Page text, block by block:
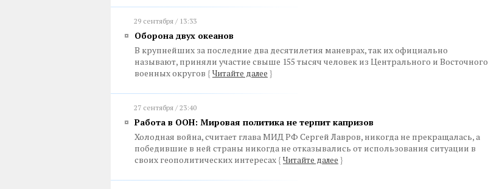
29 сентября / 13:33
Оборона двух океанов
В крупнейших за последние два десятилетия маневрах, так их официально
называют, приняли участие свыше 155 тысяч человек из Центрального и Восточного
военных округов { Читайте далее }
27 сентября / 23:40
Работа в ООН: Мировая политика не терпит капризов
Холодная война, считает глава МИД РФ Сергей Лавров, никогда не прекращалась, а
победившие в ней страны никогда не отказывались от использования ситуации в
своих геополитических интересах { Читайте далее }